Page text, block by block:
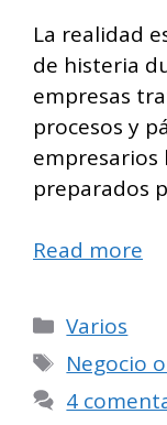
La realidad
de histeria
empresas
procesos y
empresarios
preparados
Read more
Categorías
Varios
Etiquetas
Negocio
4